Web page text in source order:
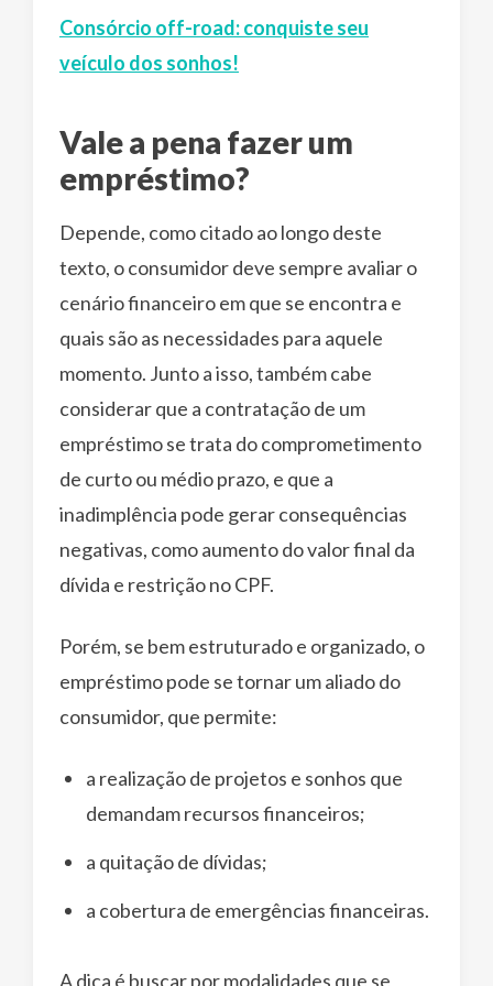
Consórcio off-road: conquiste seu
veículo dos sonhos!
Vale a pena fazer um
empréstimo?
Depende, como citado ao longo deste
texto, o consumidor deve sempre avaliar o
cenário financeiro em que se encontra e
quais são as necessidades para aquele
momento. Junto a isso, também cabe
considerar que a contratação de um
empréstimo se trata do comprometimento
de curto ou médio prazo, e que a
inadimplência pode gerar consequências
negativas, como aumento do valor final da
dívida e restrição no CPF.
Porém, se bem estruturado e organizado, o
empréstimo pode se tornar um aliado do
consumidor, que permite:
a realização de projetos e sonhos que
demandam recursos financeiros;
a quitação de dívidas;
a cobertura de emergências financeiras.
A dica é buscar por modalidades que se